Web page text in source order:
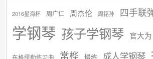
2016星海杯 周广仁 周杰伦 周铭孙 四手联
学钢琴 孩子学钢琴 官大为
布格缪勒练习曲 常桦 慢练 成人学钢琴